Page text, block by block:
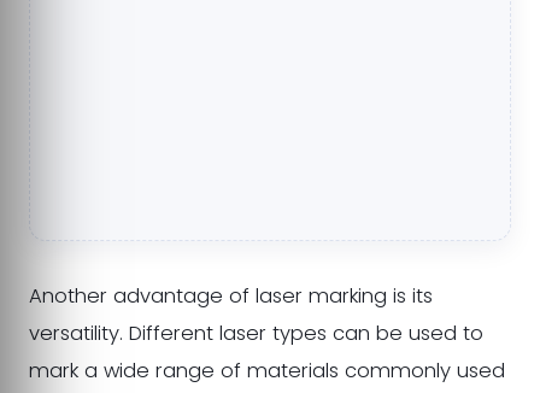
Another advantage of laser marking is its
versatility. Different laser types can be used to
mark a wide range of materials commonly used